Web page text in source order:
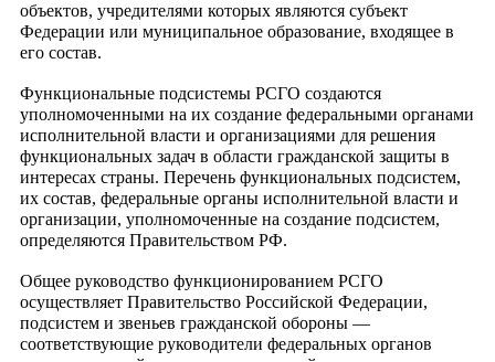
объектов, учредителями которых являются субъект
Федерации или муниципальное образование, входящее в
его состав.
Функциональные подсистемы РСГО создаются
уполномоченными на их создание федеральными органами
исполнительной власти и организациями для решения
функциональных задач в области гражданской защиты в
интересах страны. Перечень функциональных подсистем,
их состав, федеральные органы исполнительной власти и
организации, уполномоченные на создание подсистем,
определяются Правительством РФ.
Общее руководство функционированием РСГО
осуществляет Правительство Российской Федерации,
подсистем и звеньев гражданской обороны —
соответствующие руководители федеральных органов